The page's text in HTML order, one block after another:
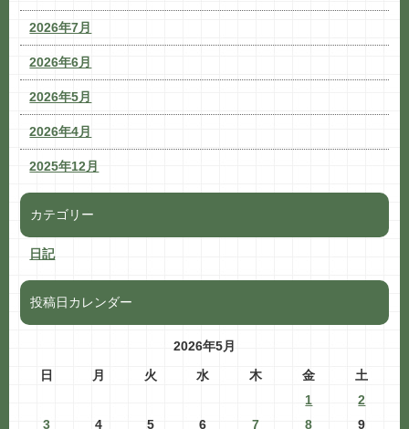
2026年7月
2026年6月
2026年5月
2026年4月
2025年12月
カテゴリー
日記
投稿日カレンダー
2026年5月
日
月 火 水 木 金
土
1
2
3
4 5 6 7 8 9